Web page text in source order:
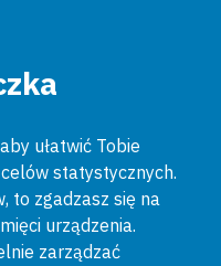
ułatwić Tobie
statystycznych.
to zgadzasz się na
urządzenia.
zarządzać